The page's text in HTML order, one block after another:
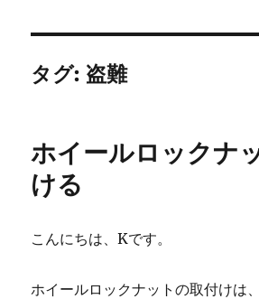
タグ: 盗難
ホイールロックナ
ける
こんにちは、Kです。
ホイールロックナットの取付けは